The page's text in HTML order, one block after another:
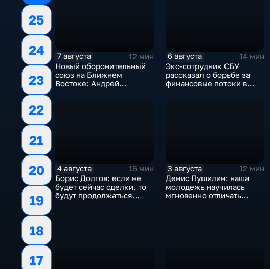
25
24
23
22
21
20
19
18
17
7 августа
12 мин
Новый оборонительный
союз на Ближнем
Востоке: Андрей
6 августа
14 мин
Экс-сотрудник СБУ
рассказал о борьбе за
финансовые потоки в
4 августа
16 мин
Борис Долгов: если не
будет сейчас сделки, то
будут продолжаться
3 августа
12 мин
Денис Пушилин: наша
молодежь научилась
мгновенно отличать